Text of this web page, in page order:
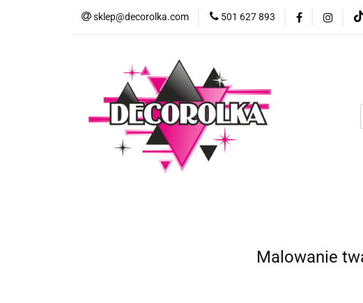
sklep@decorolka.com 501 627 893
Malowanie